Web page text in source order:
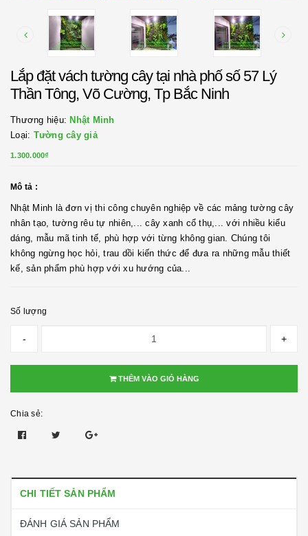
Lắp đặt vách tường cây tại nhà phố số 57 Lý
Thần Tông, Võ Cường, Tp Bắc Ninh
Thương hiệu: Nhật Minh
Loại: Tường cây giả
1.300.000₫
Mô tả :
Nhật Minh là đơn vị thi công chuyên nghiệp về các mảng tường cây
nhân tạo, tường rêu tự nhiên,... cây xanh cổ thụ,... với nhiều kiểu
dáng, mẫu mã tinh tế, phù hợp với từng không gian. Chúng tôi
không ngừng học hỏi, trau dồi kiến thức để đưa ra những mẫu thiết
kế, sản phẩm phù hợp với xu hướng của...
Số lượng
- +
THÊM VÀO GIỎ HÀNG
Chia sẻ:
CHI TIẾT SẢN PHẨM
ĐÁNH GIÁ SẢN PHẨM